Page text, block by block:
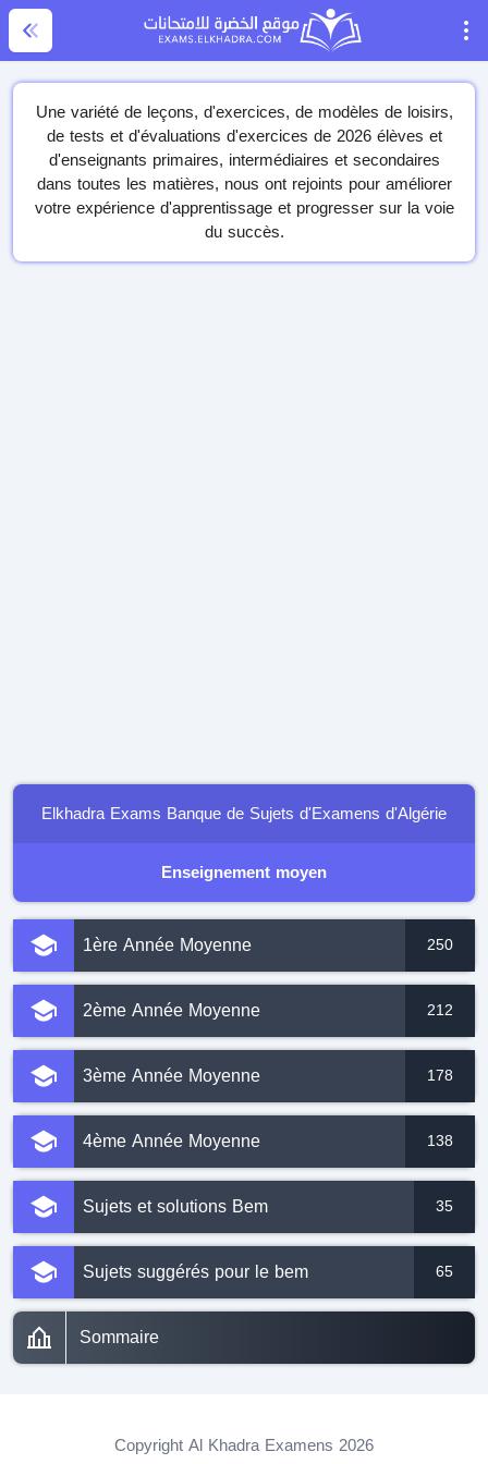
Une variété de leçons, d'exercices, de modèles de loisirs,
de tests et d'évaluations d'exercices de 2026 élèves et
d'enseignants primaires, intermédiaires et secondaires
dans toutes les matières, nous ont rejoints pour améliorer
votre expérience d'apprentissage et progresser sur la voie
du succès.
Elkhadra Exams Banque de Sujets d'Examens d'Algérie
Enseignement moyen
1ère Année Moyenne 250
2ème Année Moyenne 212
3ème Année Moyenne 178
4ème Année Moyenne 138
Sujets et solutions Bem 35
Sujets suggérés pour le bem 65
Sommaire
Copyright Al Khadra Examens 2026